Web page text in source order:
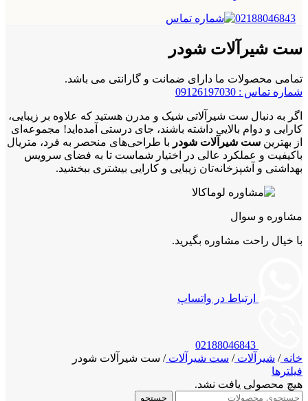
02188046843
ست شیرآلات شودر
تمامی محصولات ما دارای ضمانت و گارانتی می باشد.
شماره تماس : 09126197030
اگر به دنبال ست شیرآلاتی شیک و مدرن هستید که علاوه بر زیبایی،
کارایی و دوام بالایی داشته باشند، جای درستی آمده‌اید! مجموعه‌ای
از بهترین ست شیرآلات شودر با طراحی‌های منحصر به فرد، متریال
باکیفیت و عملکرد عالی در اختیار شماست تا به فضای سرویس
بهداشتی و آشپزخانه‌تان زیبایی و کارایی بیشتری ببخشید.
مشاوره و سوال
با خیال راحت مشاوره بگیرید.
ارتباط در واتساپ
02188046843
خانه/ شیرآلات/ ست شیرآلات/ ست شیرآلات شودر
فیلترها
هیچ محصولی یافت نشد.
جستجو